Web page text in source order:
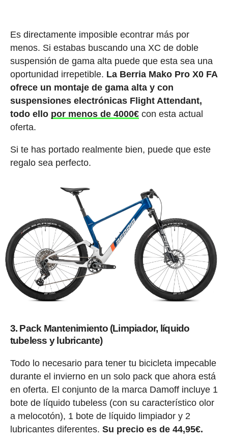
Es directamente imposible econtrar más por
menos. Si estabas buscando una XC de doble
suspensión de gama alta puede que esta sea una
oportunidad irrepetible. La Berria Mako Pro X0 FA
ofrece un montaje de gama alta y con
suspensiones electrónicas Flight Attendant,
todo ello por menos de 4000€ con esta actual
oferta.
Si te has portado realmente bien, puede que este
regalo sea perfecto.
3. Pack Mantenimiento (Limpiador, líquido
tubeless y lubricante)
Todo lo necesario para tener tu bicicleta impecable
durante el invierno en un solo pack que ahora está
en oferta. El conjunto de la marca Damoff incluye 1
bote de líquido tubeless (con su característico olor
a melocotón), 1 bote de líquido limpiador y 2
lubricantes diferentes. Su precio es de 44,95€.